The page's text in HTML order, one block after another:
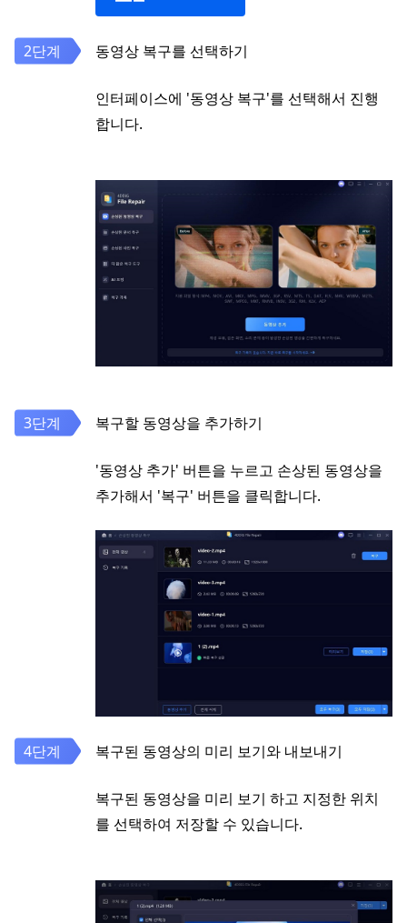
동영상 복구를 선택하기
인터페이스에 '동영상 복구'를 선택해서 진행
합니다.
복구할 동영상을 추가하기
'동영상 추가' 버튼을 누르고 손상된 동영상을
추가해서 '복구' 버튼을 클릭합니다.
복구된 동영상의 미리 보기와 내보내기
복구된 동영상을 미리 보기 하고 지정한 위치
를 선택하여 저장할 수 있습니다.